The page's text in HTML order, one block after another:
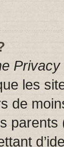
les
de
parents